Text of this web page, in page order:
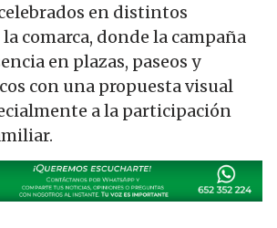
en distintos
comarca, donde la campaña
en plazas, paseos y
con una propuesta visual
a la participación